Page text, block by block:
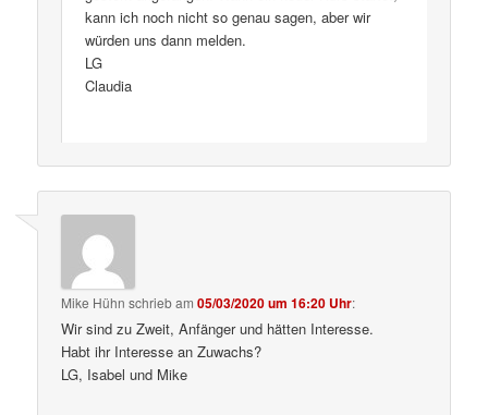
kann ich noch nicht so genau sagen, aber wir
würden uns dann melden.
LG
Claudia
Mike Hühn schriebam05/03/2020 um 16:20 Uhr:
Wir sind zu Zweit, Anfänger und hätten Interesse.
Habt ihr Interesse an Zuwachs?
LG, Isabel und Mike